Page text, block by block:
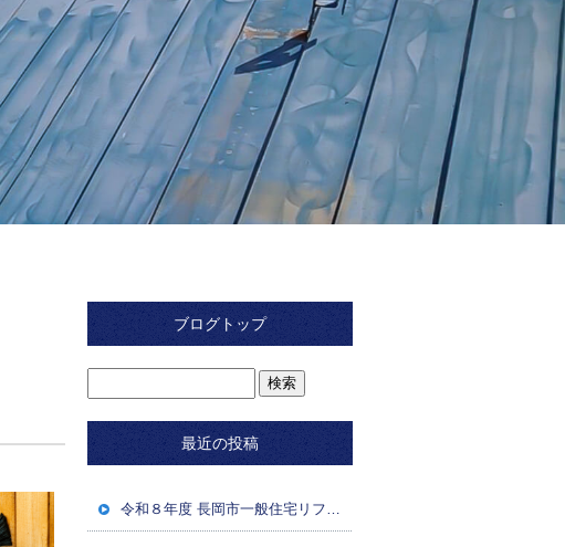
ブログトップ
最近の投稿
令和８年度 長岡市一般住宅リフォーム補助金のお知らせ